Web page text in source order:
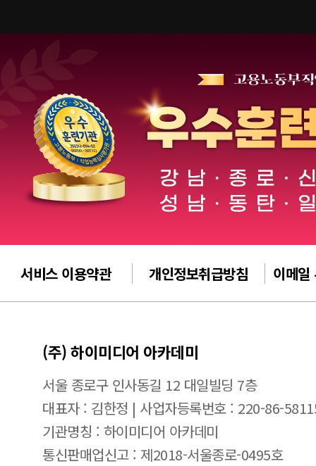
서비스 이용약관 개인정보취급방침 이메일
(주) 하이미디어 아카데미
서울 종로구 인사동길 12 대일빌딩 7층
대표자 : 김한정 | 사업자등록번호 : 220-86-
기관명칭 : 하이미디어 아카데미
통신판매업신고 : 제2018-서울종로-0495호